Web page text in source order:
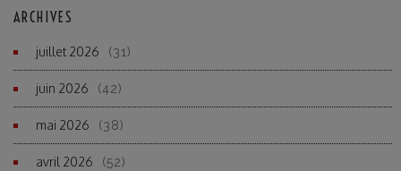
ARCHIVES
juillet 2026 (31)
juin 2026 (42)
mai 2026 (38)
avril 2026 (52)